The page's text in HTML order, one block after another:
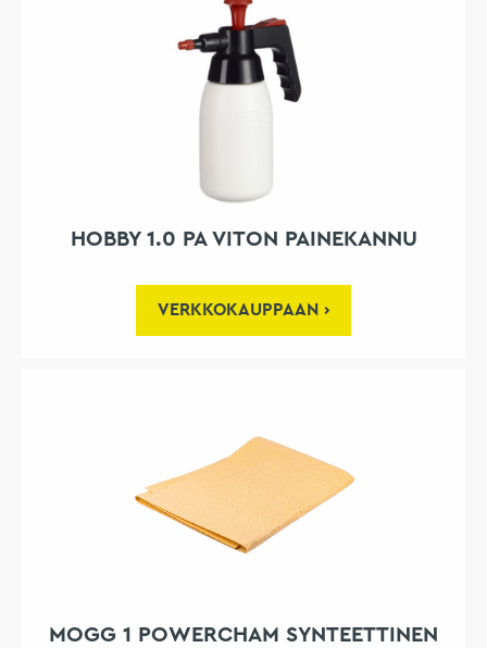
HOBBY 1.0 PA VITON PAINEKANNU
VERKKOKAUPPAAN
MOGG 1 POWERCHAM SYNTEETTINEN